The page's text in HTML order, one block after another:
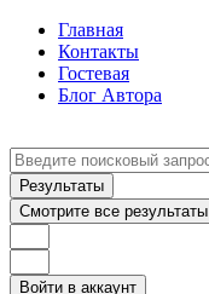
Главная
Контакты
Гостевая
Блог Автора
Search
...Результаты
Смотрите все результаты
Войти в аккаунт